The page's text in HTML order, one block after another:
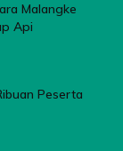
Malangke
Api
Peserta